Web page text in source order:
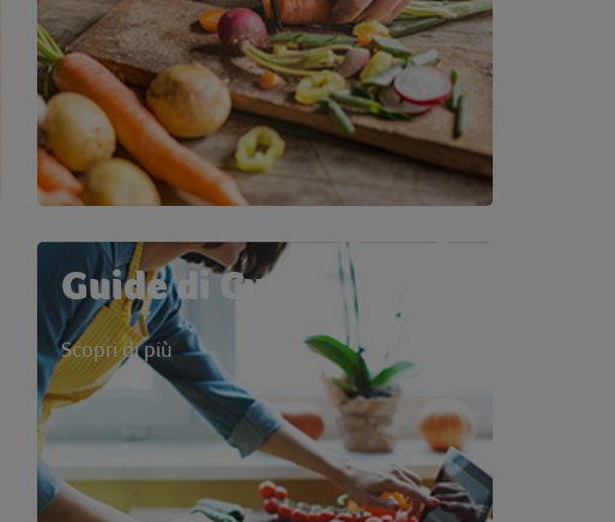
Guide di Cucina
Scopri di più